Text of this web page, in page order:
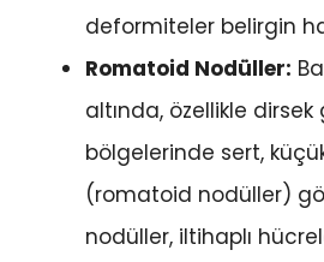
deformiteler belirgin
Romatoid Nodüller:
altında, özellikle
bölgelerinde sert,
(romatoid nodüller)
nodüller, iltihaplı